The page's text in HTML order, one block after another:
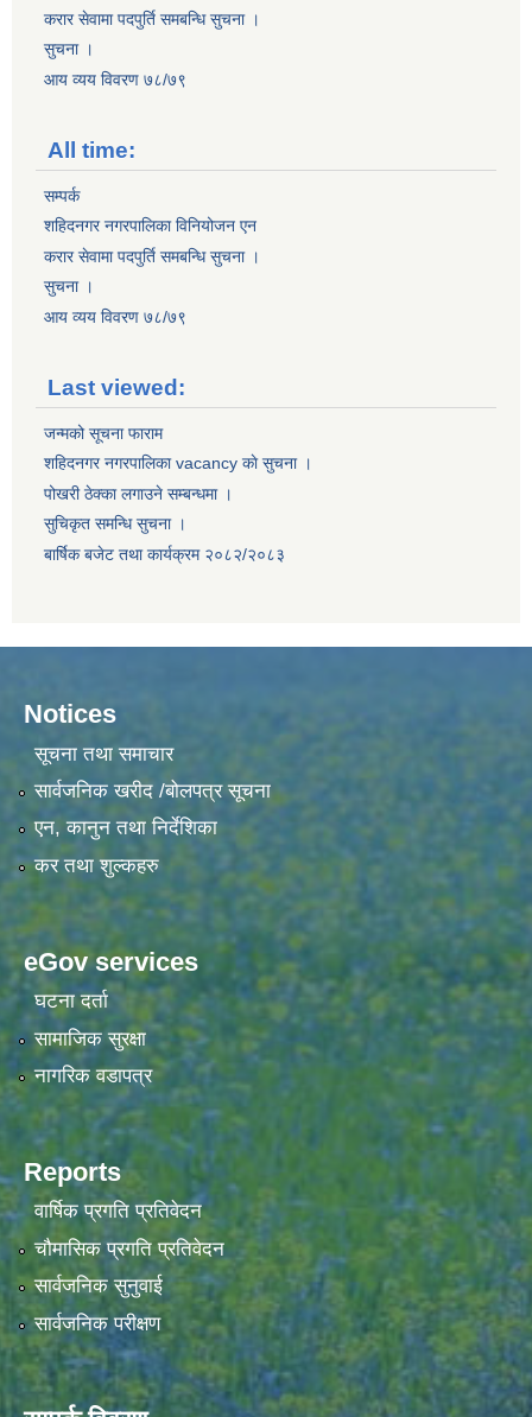
करार सेवामा पदपुर्ति समबन्धि सुचना ।
सुचना ।
आय व्यय विवरण ७८/७९
All time:
सम्पर्क
शहिदनगर नगरपालिका विनियोजन एन
करार सेवामा पदपुर्ति समबन्धि सुचना ।
सुचना ।
आय व्यय विवरण ७८/७९
Last viewed:
जन्मको सूचना फाराम
शहिदनगर नगरपालिका vacancy काे सुचना ।
पोखरी ठेक्का लगाउने सम्बन्धमा ।
सुचिकृत समन्धि सुचना ।
बार्षिक बजेट तथा कार्यक्रम २०८२/२०८३
Notices
सूचना तथा समाचार
सार्वजनिक खरीद /बोलपत्र सूचना
एन, कानुन तथा निर्देशिका
कर तथा शुल्कहरु
eGov services
घटना दर्ता
सामाजिक सुरक्षा
नागरिक वडापत्र
Reports
वार्षिक प्रगति प्रतिवेदन
चौमासिक प्रगति प्रतिवेदन
सार्वजनिक सुनुवाई
सार्वजनिक परीक्षण